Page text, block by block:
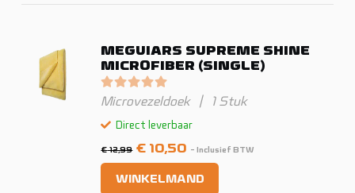
MEGUIARS SUPREME SHINE
MICROFIBER (SINGLE)
Gewaardeerd 0uit 5
Microvezeldoek | 1 Stuk
Direct leverbaar
€12,99 Oorspronkelijke
€ 10,50 Huidige
- Inclusief BTW
WINKELMAND